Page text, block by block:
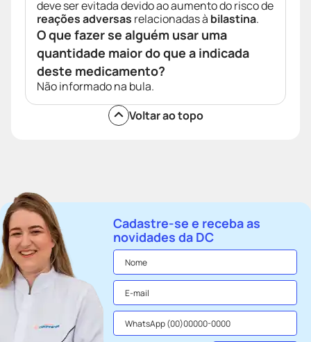
deve ser evitada devido ao aumento do risco de
reações adversas relacionadas à bilastina.
O que fazer se alguém usar uma
quantidade maior do que a indicada
deste medicamento?
Não informado na bula.
Voltar ao topo
Cadastre-se e receba as
novidades da DC